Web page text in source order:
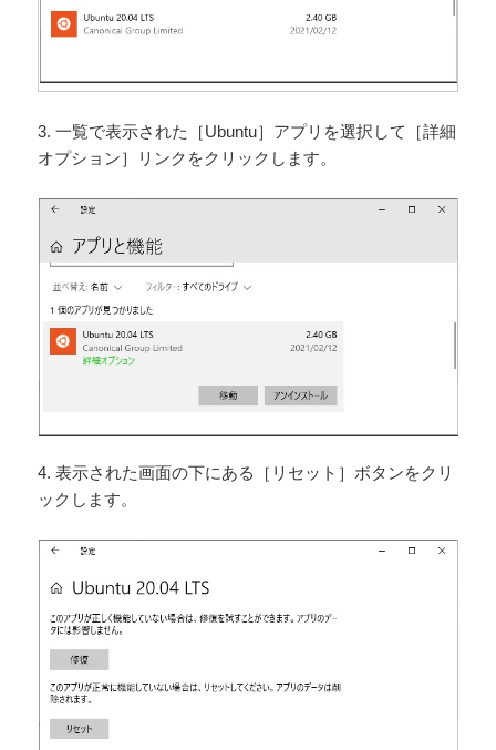
3. 一覧で表示された［Ubuntu］アプリを選択して［詳細
オプション］リンクをクリックします。
4. 表示された画面の下にある［リセット］ボタンをクリ
ックします。